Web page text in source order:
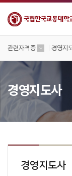
관련자격증 경영지
경영지도사
경영지도사